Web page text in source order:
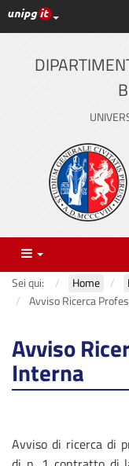
Vai
al
contenuto
principale
Link ai
Menu
Sei qui: Home
Avviso Ricerca
Avviso
Interna
Avviso di ricerca di